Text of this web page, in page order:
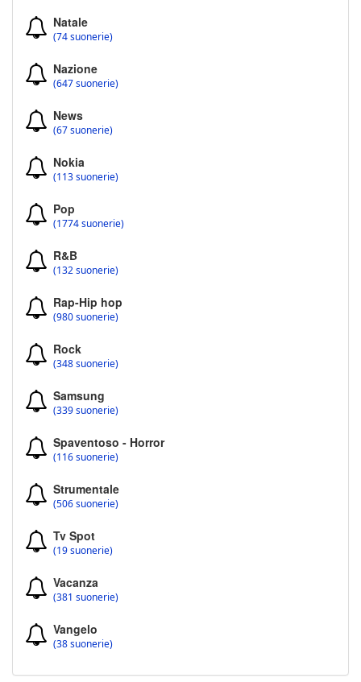
Natale
(74 suonerie)
Nazione
(647 suonerie)
News
(67 suonerie)
Nokia
(113 suonerie)
Pop
(1774 suonerie)
R&B
(132 suonerie)
Rap-Hip hop
(980 suonerie)
Rock
(348 suonerie)
Samsung
(339 suonerie)
Spaventoso - Horror
(116 suonerie)
Strumentale
(506 suonerie)
Tv Spot
(19 suonerie)
Vacanza
(381 suonerie)
Vangelo
(38 suonerie)